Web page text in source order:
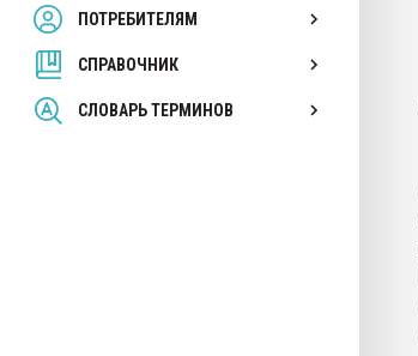
ПОТРЕБИТЕЛЯМ
СПРАВОЧНИК
СЛОВАРЬ ТЕРМИНОВ